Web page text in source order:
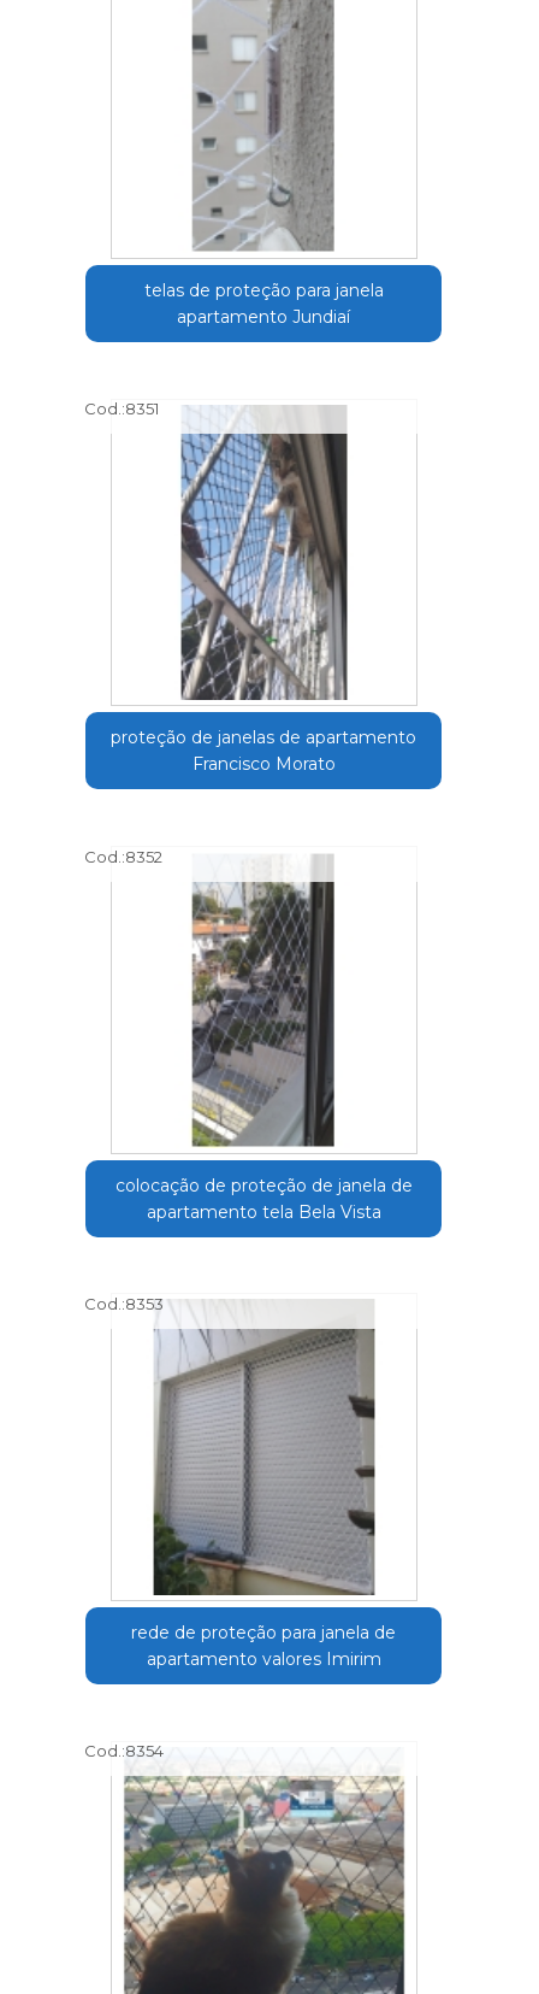
telas de proteção para janela
apartamento Jundiaí
Cod.:8351
proteção de janelas de apartamento
Francisco Morato
Cod.:8352
colocação de proteção de janela de
apartamento tela Bela Vista
Cod.:8353
rede de proteção para janela de
apartamento valores Imirim
Cod.:8354